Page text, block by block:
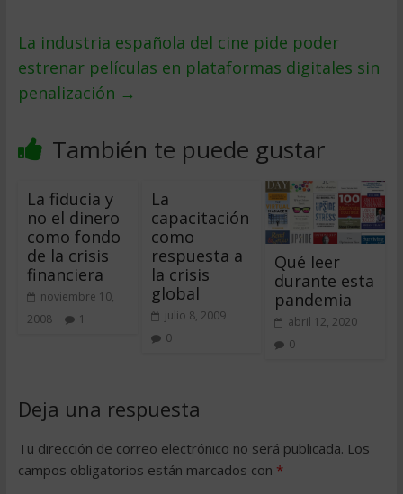
La industria española del cine pide poder
estrenar películas en plataformas digitales sin
penalización →
También te puede gustar
La fiducia y
no el dinero
como fondo
de la crisis
financiera
noviembre 10,
2008
1
La
capacitación
como
respuesta a
la crisis
global
julio 8, 2009
0
Qué leer
durante esta
pandemia
abril 12, 2020
0
Deja una respuesta
Tu dirección de correo electrónico no será publicada. Los
campos obligatorios están marcados con *